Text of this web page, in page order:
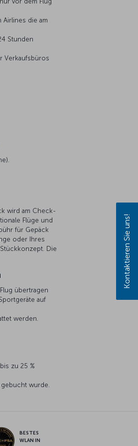
die am
Stunden
Verkaufsbüros
wird am Check-
Flüge und
für Gepäck
oder Ihres
Die
übertragen
auf
werden.
zu 25 %
wurde.
BESTES
WLAN IN
Kontaktieren Sie uns!